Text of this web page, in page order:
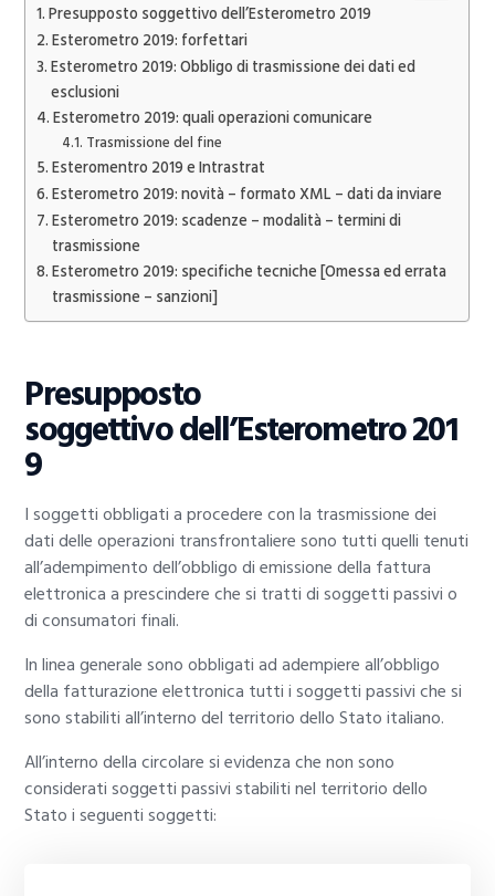
Presupposto soggettivo dell’Esterometro 2019
Esterometro 2019: forfettari
Esterometro 2019: Obbligo di trasmissione dei dati ed
esclusioni
Esterometro 2019: quali operazioni comunicare
Trasmissione del fine
Esteromentro 2019 e Intrastrat
Esterometro 2019: novità – formato XML – dati da inviare
Esterometro 2019: scadenze – modalità – termini di
trasmissione
Esterometro 2019: specifiche tecniche [Omessa ed errata
trasmissione – sanzioni]
Presupposto
soggettivo dell’Esterometro 201
9
I soggetti obbligati a procedere con la trasmissione dei
dati delle operazioni transfrontaliere sono tutti quelli tenuti
all’adempimento dell’obbligo di emissione della fattura
elettronica a prescindere che si tratti di soggetti passivi o
di consumatori finali.
In linea generale sono obbligati ad adempiere all’obbligo
della fatturazione elettronica tutti i soggetti passivi che si
sono stabiliti all’interno del territorio dello Stato italiano.
All’interno della circolare si evidenza che non sono
considerati soggetti passivi stabiliti nel territorio dello
Stato i seguenti soggetti: